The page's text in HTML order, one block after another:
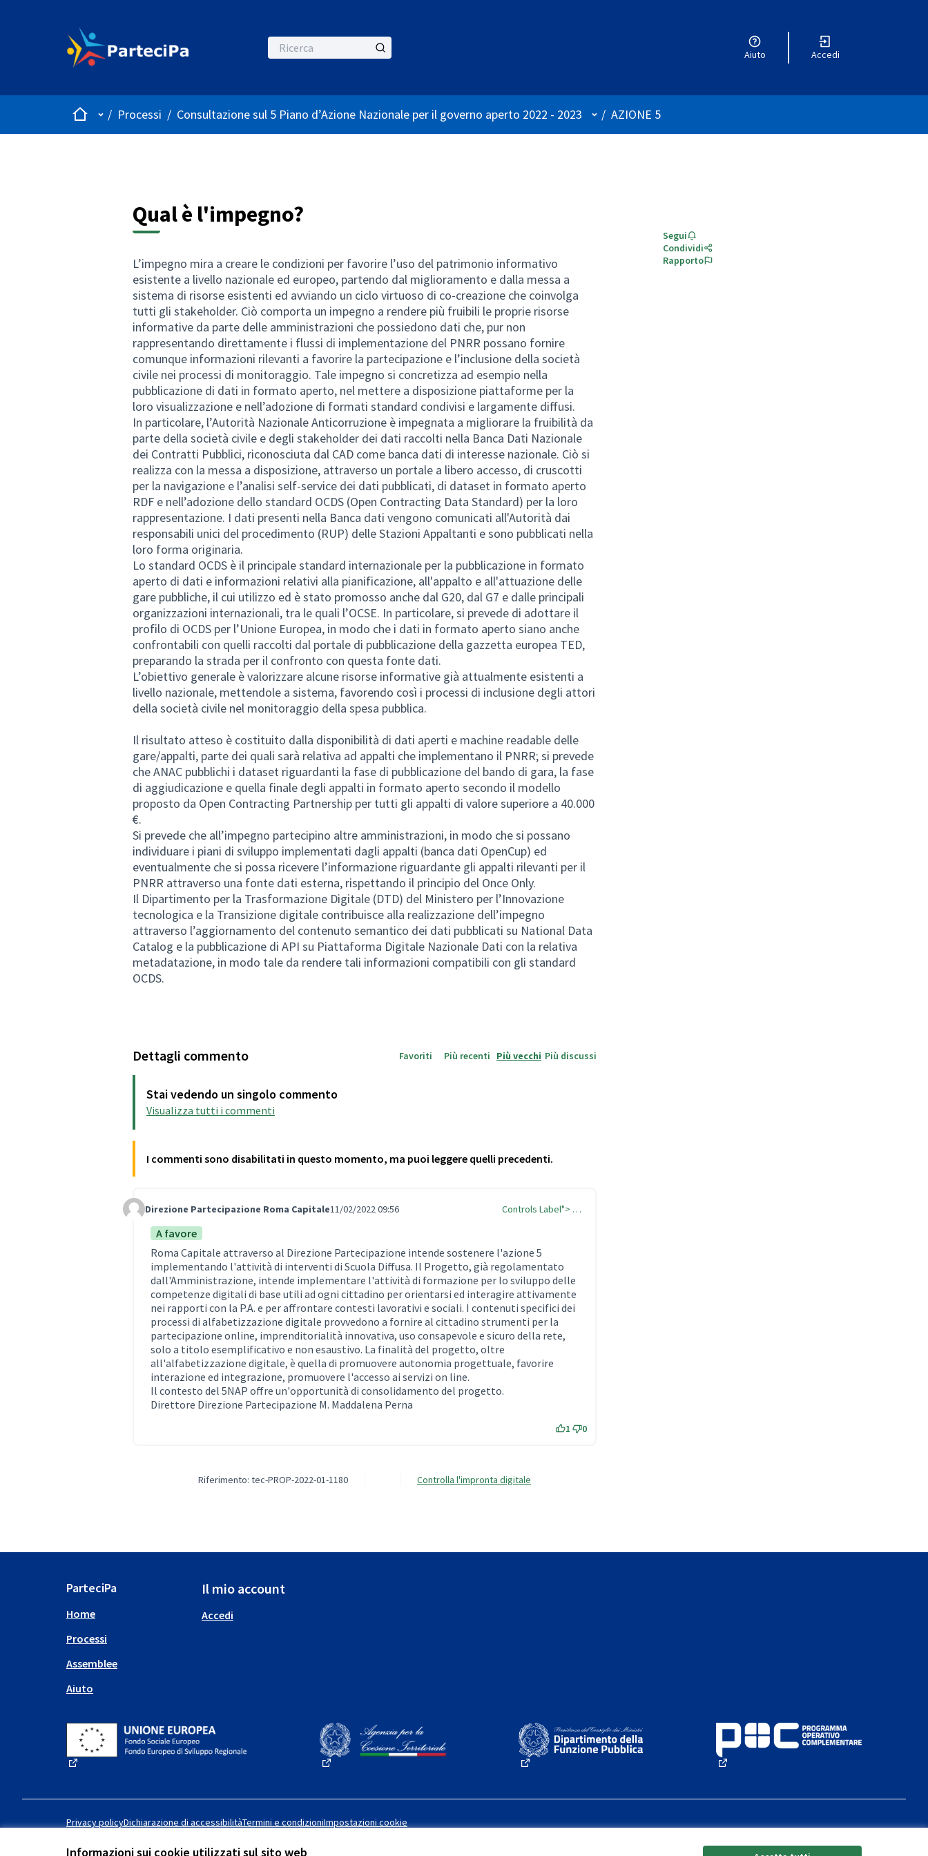
Informazioni sui cookie utilizzati sul sito web
Aiuto Accedi
HomeMenù principale
/ Processi / Consultazione sul 5 Piano d’Azione Nazionale per il governo aperto 2022 - 2023 Menù utente
/ AZIONE 5
Qual è l'impegno?
L’impegno mira a creare le condizioni per favorire l’uso del patrimonio informativo
esistente a livello nazionale ed europeo, partendo dal miglioramento e dalla messa a
sistema di risorse esistenti ed avviando un ciclo virtuoso di co-creazione che coinvolga
tutti gli stakeholder. Ciò comporta un impegno a rendere più fruibili le proprie risorse
informative da parte delle amministrazioni che possiedono dati che, pur non
rappresentando direttamente i flussi di implementazione del PNRR possano fornire
comunque informazioni rilevanti a favorire la partecipazione e l’inclusione della società
civile nei processi di monitoraggio. Tale impegno si concretizza ad esempio nella
pubblicazione di dati in formato aperto, nel mettere a disposizione piattaforme per la
loro visualizzazione e nell’adozione di formati standard condivisi e largamente diffusi.
In particolare, l’Autorità Nazionale Anticorruzione è impegnata a migliorare la fruibilità da
parte della società civile e degli stakeholder dei dati raccolti nella Banca Dati Nazionale
dei Contratti Pubblici, riconosciuta dal CAD come banca dati di interesse nazionale. Ciò si
realizza con la messa a disposizione, attraverso un portale a libero accesso, di cruscotti
per la navigazione e l’analisi self-service dei dati pubblicati, di dataset in formato aperto
RDF e nell’adozione dello standard OCDS (Open Contracting Data Standard) per la loro
rappresentazione. I dati presenti nella Banca dati vengono comunicati all'Autorità dai
responsabili unici del procedimento (RUP) delle Stazioni Appaltanti e sono pubblicati nella
loro forma originaria.
Lo standard OCDS è il principale standard internazionale per la pubblicazione in formato
aperto di dati e informazioni relativi alla pianificazione, all'appalto e all'attuazione delle
gare pubbliche, il cui utilizzo ed è stato promosso anche dal G20, dal G7 e dalle principali
organizzazioni internazionali, tra le quali l’OCSE. In particolare, si prevede di adottare il
profilo di OCDS per l’Unione Europea, in modo che i dati in formato aperto siano anche
confrontabili con quelli raccolti dal portale di pubblicazione della gazzetta europea TED,
preparando la strada per il confronto con questa fonte dati.
L’obiettivo generale è valorizzare alcune risorse informative già attualmente esistenti a
livello nazionale, mettendole a sistema, favorendo così i processi di inclusione degli attori
della società civile nel monitoraggio della spesa pubblica.
Il risultato atteso è costituito dalla disponibilità di dati aperti e machine readable delle
gare/appalti, parte dei quali sarà relativa ad appalti che implementano il PNRR; si prevede
che ANAC pubblichi i dataset riguardanti la fase di pubblicazione del bando di gara, la fase
di aggiudicazione e quella finale degli appalti in formato aperto secondo il modello
proposto da Open Contracting Partnership per tutti gli appalti di valore superiore a 40.000
€.
Si prevede che all’impegno partecipino altre amministrazioni, in modo che si possano
individuare i piani di sviluppo implementati dagli appalti (banca dati OpenCup) ed
eventualmente che si possa ricevere l’informazione riguardante gli appalti rilevanti per il
PNRR attraverso una fonte dati esterna, rispettando il principio del Once Only.
Il Dipartimento per la Trasformazione Digitale (DTD) del Ministero per l’Innovazione
tecnologica e la Transizione digitale contribuisce alla realizzazione dell’impegno
attraverso l’aggiornamento del contenuto semantico dei dati pubblicati su National Data
Catalog e la pubblicazione di API su Piattaforma Digitale Nazionale Dati con la relativa
metadatazione, in modo tale da rendere tali informazioni compatibili con gli standard
OCDS.
Segui
Condividi
Rapporto
Dettagli commento Favoriti Più recenti Più vecchi Più discussi
Stai vedendo un singolo commento
Visualizza tutti i commenti
I commenti sono disabilitati in questo momento, ma puoi leggere quelli precedenti.
Comment Label
Direzione Partecipazione Roma Capitale11/02/2022 09:56 Controls Label"> …
A favore
Roma Capitale attraverso al Direzione Partecipazione intende sostenere l'azione 5
implementando l'attività di interventi di Scuola Diffusa. Il Progetto, già regolamentato
dall'Amministrazione, intende implementare l'attività di formazione per lo sviluppo delle
competenze digitali di base utili ad ogni cittadino per orientarsi ed interagire attivamente
nei rapporti con la P.A. e per affrontare contesti lavorativi e sociali. I contenuti specifici dei
processi di alfabetizzazione digitale provvedono a fornire al cittadino strumenti per la
partecipazione online, imprenditorialità innovativa, uso consapevole e sicuro della rete,
solo a titolo esemplificativo e non esaustivo. La finalità del progetto, oltre
all'alfabetizzazione digitale, è quella di promuovere autonomia progettuale, favorire
interazione ed integrazione, promuovere l'accesso ai servizi on line.
Il contesto del 5NAP offre un'opportunità di consolidamento del progetto.
Direttore Direzione Partecipazione M. Maddalena Perna
1 0
Riferimento: tec-PROP-2022-01-1180 Controlla l'impronta digitale
ParteciPa
Home
Processi
Assemblee
Aiuto
Il mio account
Accedi
Privacy policyDichiarazione di accessibilitàTermini e condizioniImpostazioni cookie